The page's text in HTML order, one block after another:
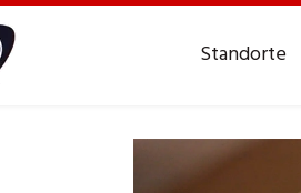
Standorte